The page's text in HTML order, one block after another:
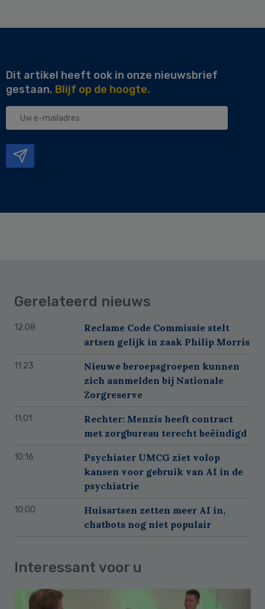
Dit artikel heeft ook in onze nieuwsbrief
gestaan. Blijf op de hoogte.
Uw
Gerelateerd nieuws
12:08
Reclame Code Commissie stelt
artsen gelijk in zaak Philip Morris
11:23
Nieuwe beroepsgroepen kunnen
zich aanmelden bij Nationale
Zorgreserve
11:01
Rechter: Menzis heeft contract
met zorgbureau terecht beëindigd
10:16
Psychiater UMCG ziet volop
kansen voor gebruik van AI in de
psychiatrie
10:00
Huisartsen zetten meer AI in,
chatbots nog niet populair
Interessant voor u